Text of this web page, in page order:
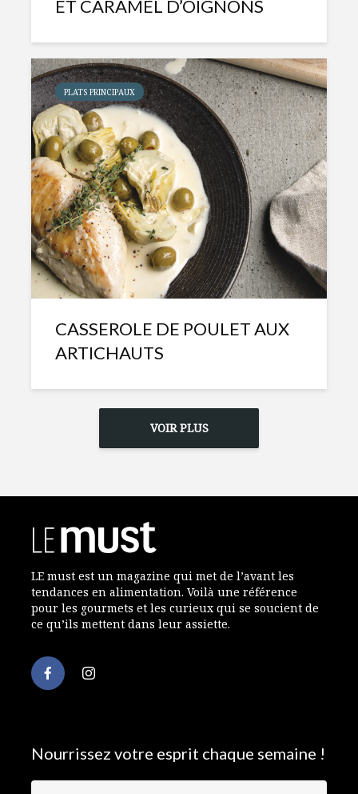
ET CARAMEL D’OIGNONS
PLATS PRINCIPAUX
CASSEROLE DE POULET AUX
ARTICHAUTS
VOIR PLUS
LE must est un magazine qui met de l’avant les
tendances en alimentation. Voilà une référence
pour les gourmets et les curieux qui se soucient de
ce qu’ils mettent dans leur assiette.
Nourrissez votre esprit chaque semaine !